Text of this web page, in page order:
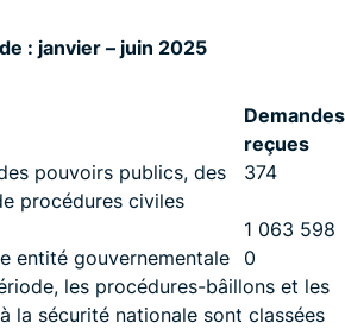
: janvier – juin 2025
Demandes
reçues
pouvoirs publics, des
procédures civiles
374
1 063 598
entité gouvernementale
0
les procédures-bâillons et les
la sécurité nationale sont classées